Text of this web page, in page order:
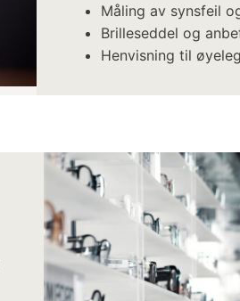
Måling av synsfeil
Brilleseddel og
Henvisning til